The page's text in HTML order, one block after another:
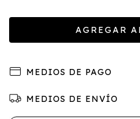
MEDIOS DE PAGO
MEDIOS DE ENVÍO